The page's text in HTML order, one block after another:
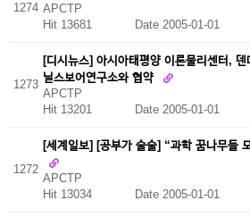
1274 APCTP
Hit 13681
Date 2005-01-01
1273
[디시뉴스] 아시아태평양 이론물리센터, 덴
닐스보어연구소와 협약
APCTP
Hit 13201 Date 2005-01-01
1272
[세계일보] [공부가 술술] “과학 꿈나무들
APCTP
Hit 13034 Date 2005-01-01